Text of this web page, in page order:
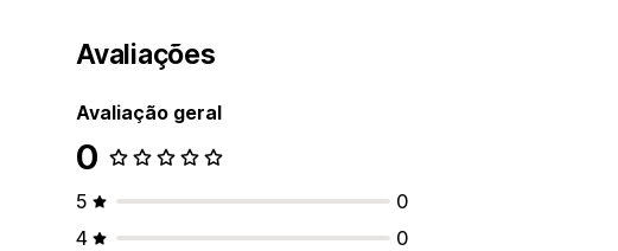
Avaliações
Avaliação geral
0
5
0
4
0